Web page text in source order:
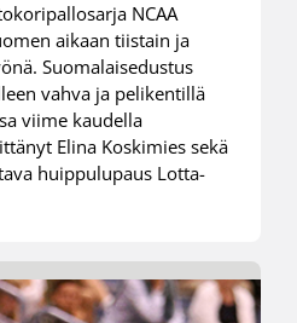
NCAA
aikaan tiistain ja
Suomalaisedustus
vahva ja pelikentillä
viime kaudella
Elina Koskimies sekä
huippulupaus Lotta-